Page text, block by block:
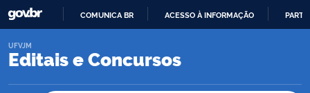
O
COMUNICA BR ACESSO À INFORMAÇÃO
Editais e Concursos
UFVJM